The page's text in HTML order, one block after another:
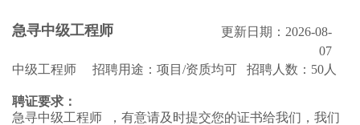
急寻中级工程师
更新日期：2026-08-
07
中级工程师 招聘用途：项目/资质均可 招聘人数：50人
聘证要求：
急寻中级工程师 ，有意请及时提交您的证书给我们，我们